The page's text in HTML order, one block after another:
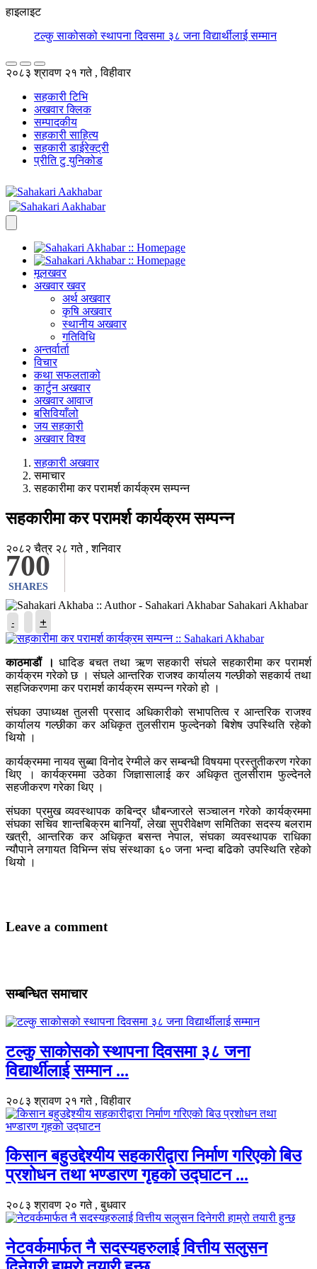
हाइलाइट
क
२०८३ श्रावण २१ गते , विहीवार
सहकारी टिभि
अखवार क्लिक
सम्पादकीय
सहकारी साहित्य
सहकारी डाईरेक्ट्री
प्रीति टु युनिकोड
मूलखवर
अखवार खवर
अर्थ अखवार
कृषि अखवार
स्थानीय अखवार
गतिविधि
अन्तर्वार्ता
विचार
कथा सफलताको
कार्टुन अखवार
अखवार आवाज
बसिवियाँलो
जय सहकारी
अखवार विश्व
सहकारी अखवार
समाचार
सहकारीमा कर परामर्श कार्यक्रम सम्पन्न
सहकारीमा कर परामर्श कार्यक्रम सम्पन्न
700
SHARES
२०८२ चैत्र २८ गते , शनिवार
Sahakari Akhabar
- +
काठमाडौं । धादिङ बचत तथा ऋण सहकारी संघले सहकारीमा कर परामर्श
कार्यक्रम गरेको छ । संघले आन्तरिक राजश्व कार्यालय गल्छीको सहकार्य तथा
सहजिकरणमा कर परामर्श कार्यक्रम सम्पन्न गरेको हो ।
संघका उपाध्यक्ष तुलसी प्रसाद अधिकारीको सभापतित्व र आन्तरिक राजश्व
कार्यालय गल्छीका कर अधिकृत तुलसीराम फुल्देनको बिशेष उपस्थिति रहेको
थियो ।
कार्यक्रममा नायव सुब्बा विनोद रेग्मीले कर सम्बन्धी विषयमा प्रस्तुतीकरण गरेका
थिए । कार्यक्रममा उठेका जिज्ञासालाई कर अधिकृत तुलसीराम फुल्देनले
सहजीकरण गरेका थिए ।
संघका प्रमुख व्यवस्थापक कबिन्द्र धौबन्जारले सञ्चालन गरेको कार्यक्रममा
संघका सचिव शान्तबिक्रम बानियाँ, लेखा सुपरीवेक्षण समितिका सदस्य बलराम
खत्री, आन्तरिक कर अधिकृत बसन्त नेपाल, संघका व्यवस्थापक राधिका
न्यौपाने लगायत विभिन्न संघ संस्थाका ६० जना भन्दा बढिको उपस्थिति रहेको
थियो ।
Leave a comment
सम्बन्धित समाचार
टल्कु साकोसको स्थापना दिवसमा ३८ जना
विद्यार्थीलाई सम्मान ...
२०८३ श्रावण २१ गते , विहीवार
किसान बहुउद्देश्यीय सहकारीद्वारा निर्माण गरिएको बिउ
प्रशोधन तथा भण्डारण गृहको उद्घाटन ...
२०८३ श्रावण २० गते , बुधवार
नेटवर्कमार्फत नै सदस्यहरुलाई वित्तीय सलुसन